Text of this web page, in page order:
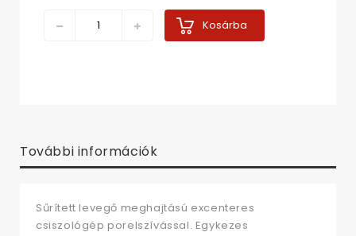
Kosárba
További információk
Sűrített levegő meghajtású excenteres
csiszológép porelszívással. Egykezes